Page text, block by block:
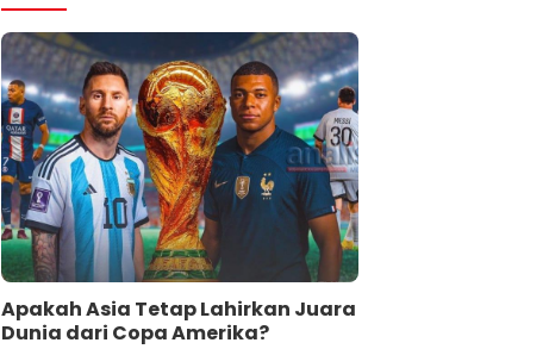
Apakah Asia Tetap Lahirkan Juara
Dunia dari Copa Amerika?